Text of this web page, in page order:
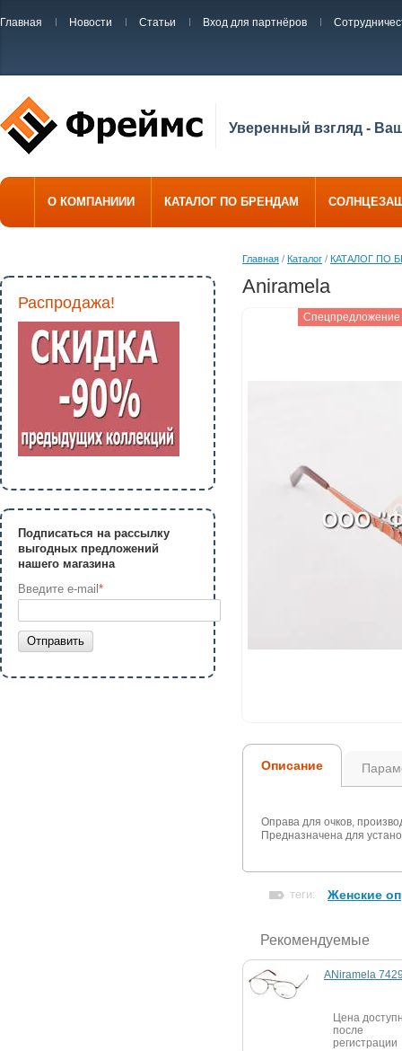
Главная Новости Статьи Вход для партнёров
Уверенный взгляд -
О КОМПАНИИИ КАТАЛОГ ПО БРЕНДАМ
Распродажа!
Подписаться на рассылку
выгодных предложений
нашего магазина
Введите e-mail *
Отправить
Главная / Каталог / КАТАЛОГ ПО
Aniramela
Спецпредложение
Описание
Оправа для очков,
Предназначена для
теги: Женские
Рекомендуемые
ANiramela
Цена
после
регистрации